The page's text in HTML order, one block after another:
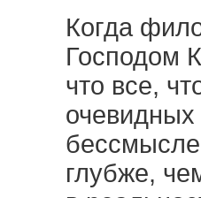
Когда
Господом
что все,
глубже,